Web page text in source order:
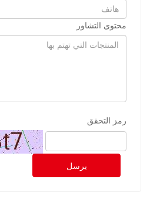
محتوى التشاور
رمز التحقق
يرسل